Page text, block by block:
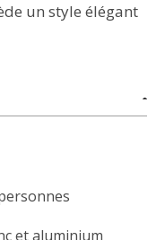
un style élégant
et aluminium